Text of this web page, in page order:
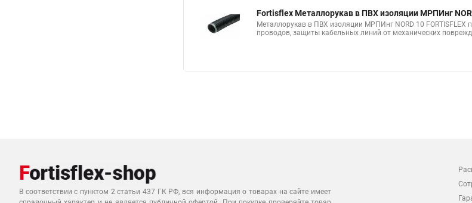
Fortisflex Металлорукав в ПВХ изоляции МРПИнг
Металлорукав в ПВХ изоляции МРПИнг NORD 10
проводов, защиты кабельных линий от механических
В соответствии с пунктом 2 статьи 437 ГК РФ, вся информация о товарах на сайте имеет